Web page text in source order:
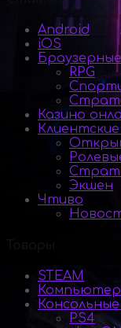
Android
iOS
RPG
Казино
Экшен
Чтиво
STEAM
PS4